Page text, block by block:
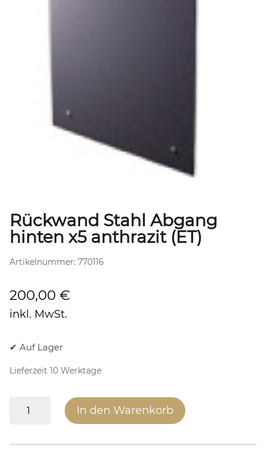
Rückwand Stahl Abgang
hinten x5 anthrazit (ET)
Artikelnummer: 770116
200,00 €
inkl. MwSt.
✔ Auf Lager
Lieferzeit 10 Werktage
hinten
In den Warenkorb